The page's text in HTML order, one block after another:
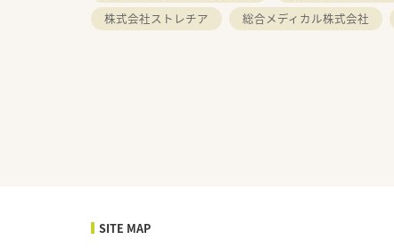
株式会社ストレチア
総合メディカル株式会社
SITE MAP